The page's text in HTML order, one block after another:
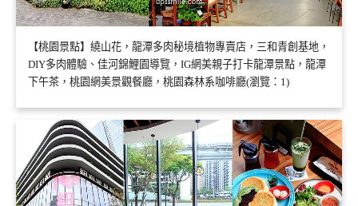
【桃園景點】繞山花，龍潭多肉秘境植物專賣店，三和青創基地，
DIY多肉體驗、佳河錦鯉園導覽，IG網美親子打卡龍潭景點，龍潭
下午茶，桃園網美景觀餐廳，桃園森林系咖啡廳(瀏覽：1)